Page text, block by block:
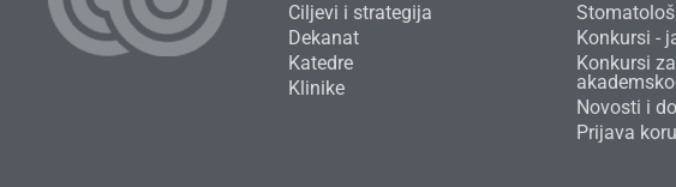
Ciljevi i strategija
Dekanat
Katedre
Klinike
Konkursi -
Konkursi
Novosti i
Prijava